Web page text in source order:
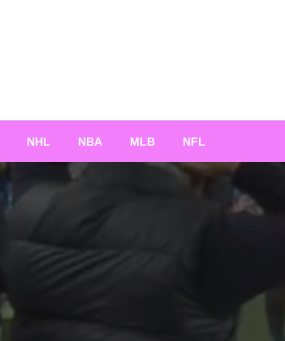
NHL NBA MLB NFL